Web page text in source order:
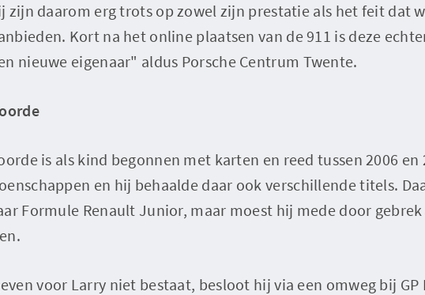
zijn daarom erg trots op zowel zijn prestatie als het feit dat
Kort na het online plaatsen van de 911 is deze
nieuwe eigenaar" aldus Porsche Centrum Twente.
is als kind begonnen met karten en reed tussen 2006
en hij behaalde daar ook verschillende titels.
Formule Renault Junior, maar moest hij mede door
voor Larry niet bestaat, besloot hij via een omweg bij GP